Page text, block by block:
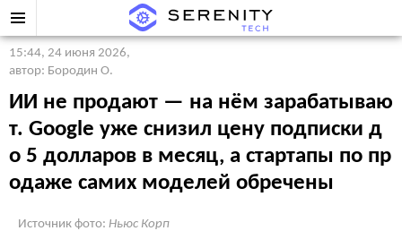
15:44, 24 июня 2026,
автор: Бородин О.
ИИ не продают — на нём зарабатываю
т. Google уже снизил цену подписки д
о 5 долларов в месяц, а стартапы по пр
одаже самих моделей обречены
Источник фото: Ньюс Корп